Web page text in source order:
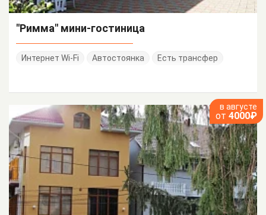
"Римма" мини-гостиница
Интернет Wi-Fi Автостоянка Есть трансфер
в августе
от 4000₽